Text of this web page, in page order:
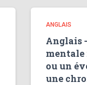
ANGLAIS
Anglais
mentale
ou un
une